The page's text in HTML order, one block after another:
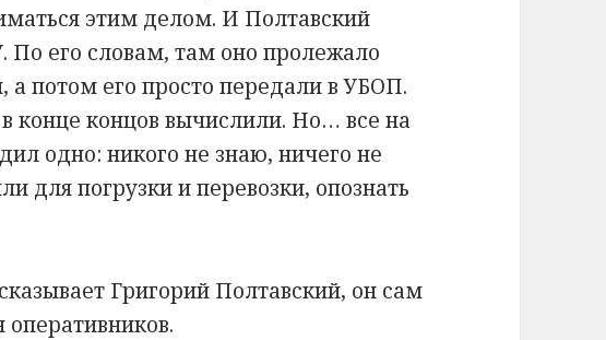
этим делом. И Полтавский
По его словам, там оно пролежало
а потом его просто передали в УБОП.
конце концов вычислили. Но… все на
одно: никого не знаю, ничего не
для погрузки и перевозки, опознать
Григорий Полтавский, он сам